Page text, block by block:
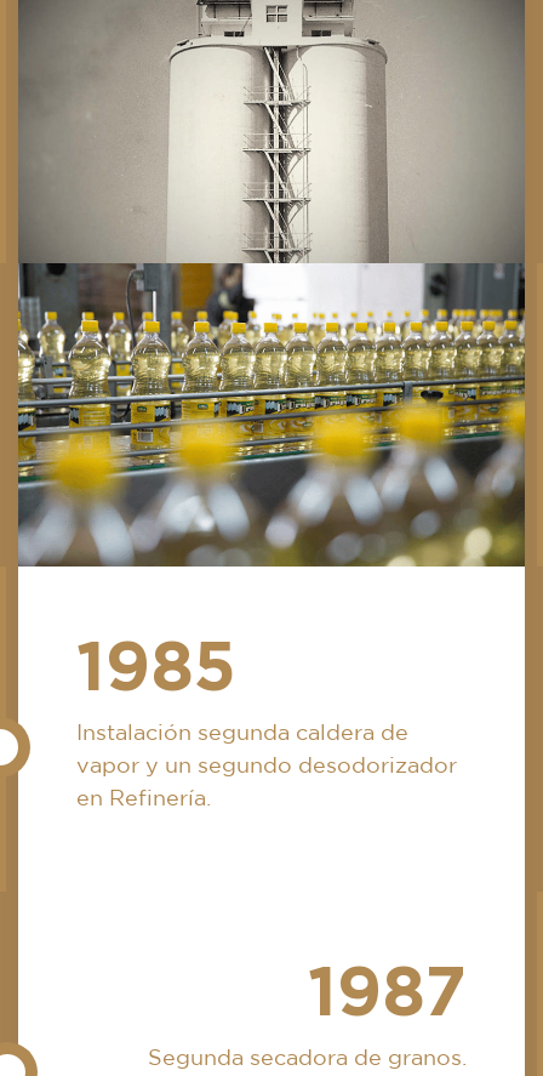
1985
Instalación segunda caldera de
vapor y un segundo desodorizador
en Refinería.
1987
Segunda secadora de granos.